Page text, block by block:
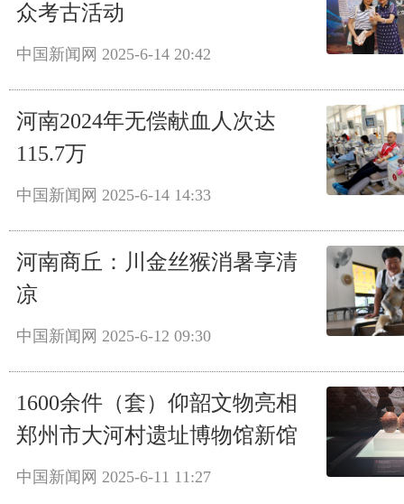
众考古活动
中国新闻网 2025-6-14 20:42
河南2024年无偿献血人次达
115.7万
中国新闻网 2025-6-14 14:33
河南商丘：川金丝猴消暑享清
凉
中国新闻网 2025-6-12 09:30
1600余件（套）仰韶文物亮相
郑州市大河村遗址博物馆新馆
中国新闻网 2025-6-11 11:27